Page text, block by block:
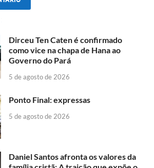
Dirceu Ten Caten é confirmado
como vice na chapa de Hana ao
Governo do Pará
5 de agosto de 2026
Ponto Final: expressas
5 de agosto de 2026
Daniel Santos afronta os valores da